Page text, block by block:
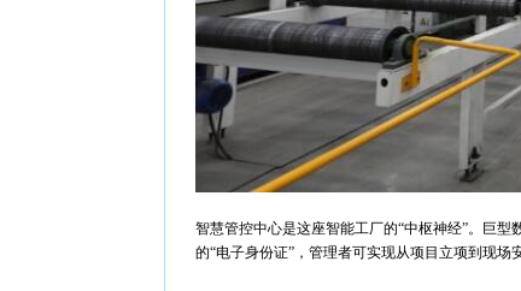
智慧管控中心是这座智能工厂的“中枢神经”。巨
的“电子身份证”，管理者可实现从项目立项到现场